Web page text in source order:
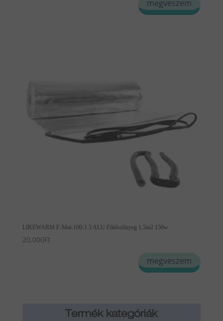
megveszem
LIKEWARM F-Mat-100-1.5 ALU Fűtőszőnyeg 1,5m2 150w
20,000Ft
megveszem
Termék kategóriák